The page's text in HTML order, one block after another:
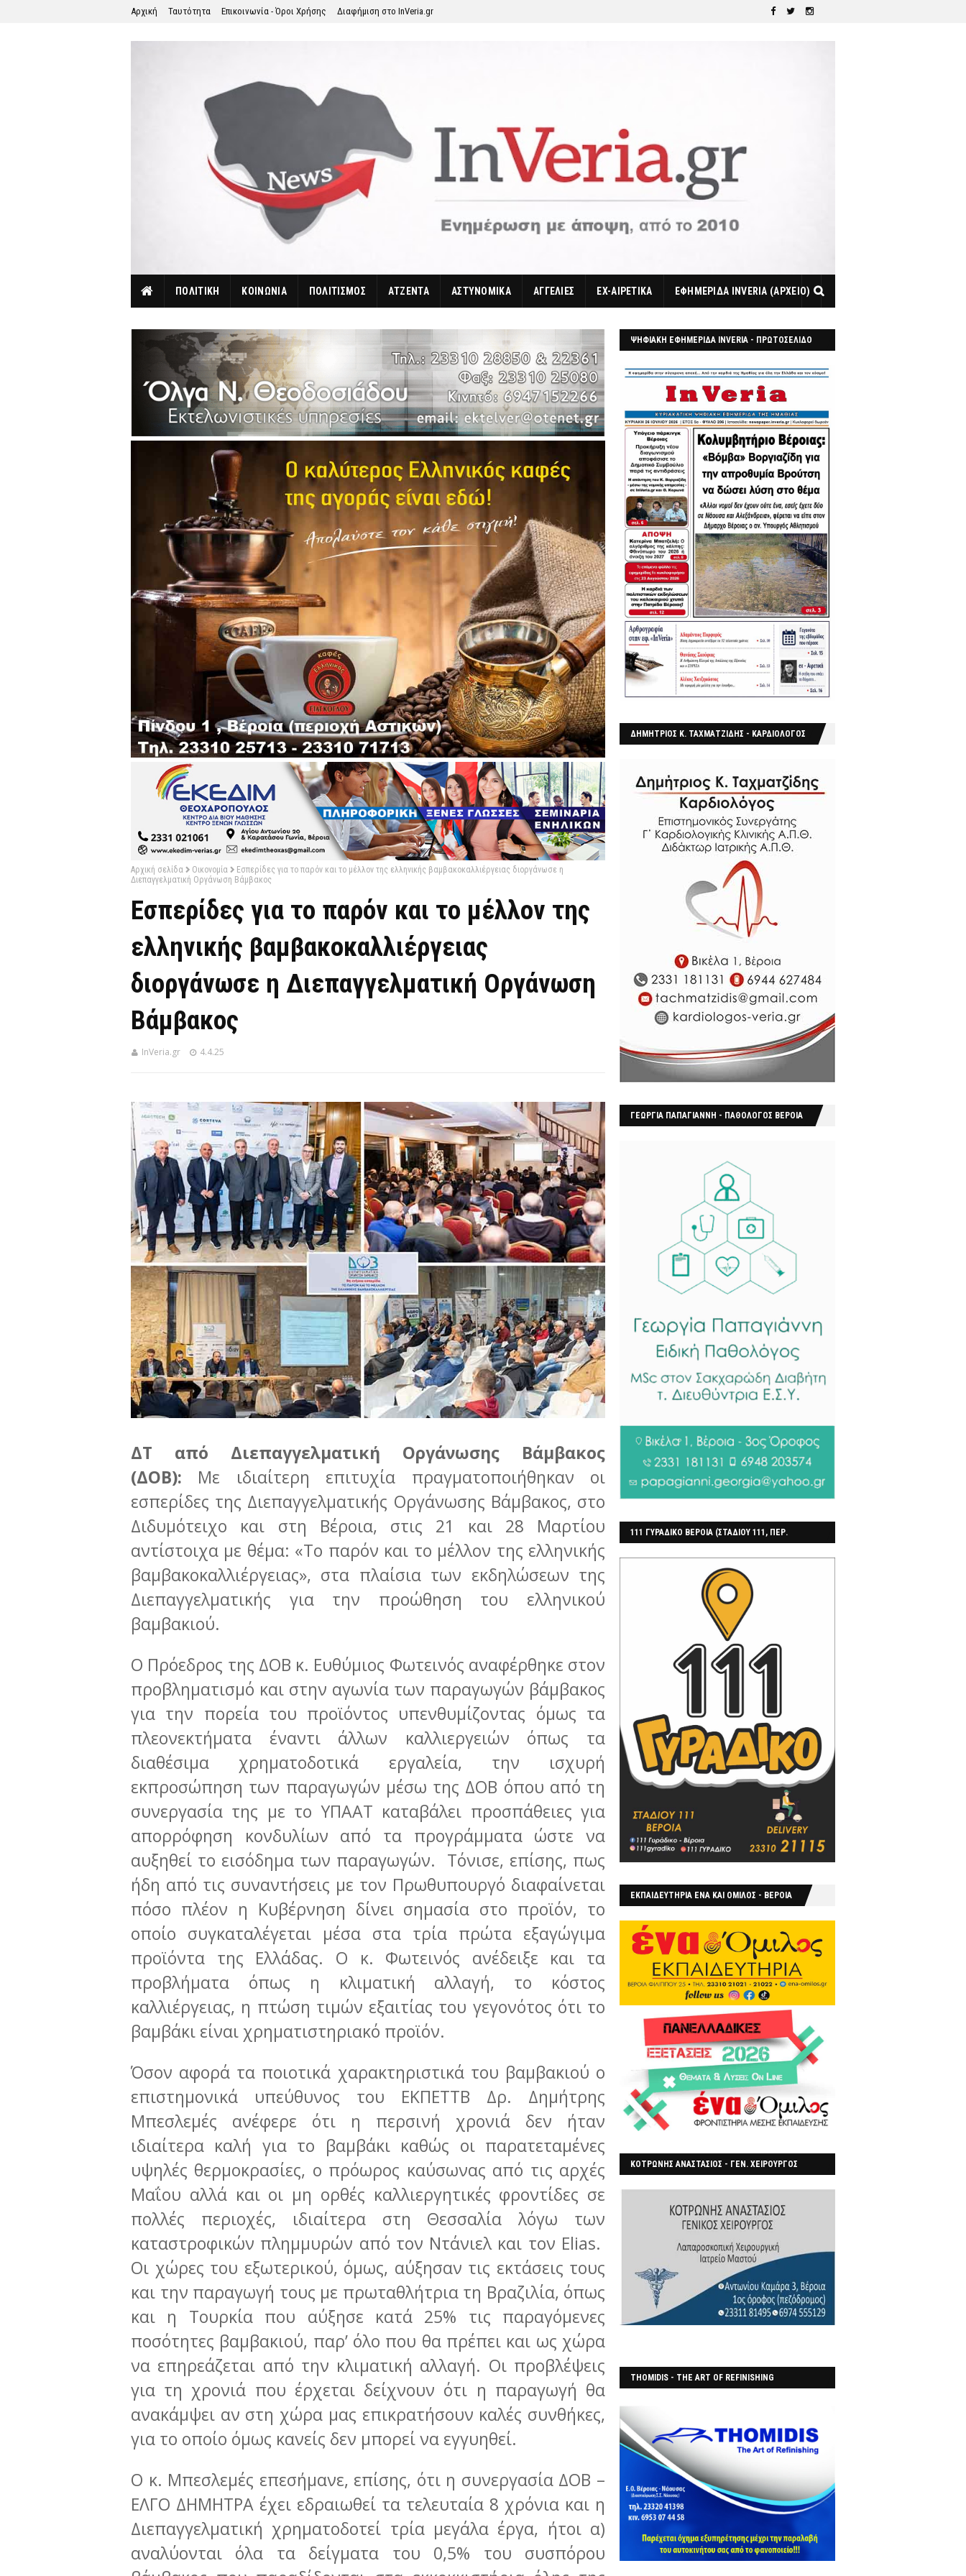
Αρχική Ταυτότητα Επικοινωνία - Όροι Χρήσης Διαφήμιση στο InVeria.gr
ΠΟΛΙΤΙΚΗ ΚΟΙΝΩΝΙΑ ΠΟΛΙΤΙΣΜΟΣ ΑΤΖΕΝΤΑ ΑΣΤΥΝΟΜΙΚΑ ΑΓΓΕΛΙΕΣ EX-ΑΙΡΕΤΙΚΑ ΕΦΗΜΕΡΙΔΑ INVERIA (ΑΡΧΕΙΟ)
Αρχική σελίδα Οικονομία
Eσπερίδες για το παρόν και το μέλλον της ελληνικής βαμβακοκαλλιέργειας διοργάνωσε η
Διεπαγγελματική Οργάνωση Βάμβακος
Eσπερίδες για το παρόν και το μέλλον της
ελληνικής βαμβακοκαλλιέργειας
διοργάνωσε η Διεπαγγελματική Οργάνωση
Βάμβακος
InVeria.gr 4.4.25
ΔΤ από Διεπαγγελματική Οργάνωσης Βάμβακος
(ΔΟΒ): Με ιδιαίτερη επιτυχία πραγματοποιήθηκαν οι
εσπερίδες της Διεπαγγελματικής Οργάνωσης Βάμβακος, στο
Διδυμότειχο και στη Βέροια, στις 21 και 28 Μαρτίου
αντίστοιχα με θέμα: «Το παρόν και το μέλλον της ελληνικής
βαμβακοκαλλιέργειας», στα πλαίσια των εκδηλώσεων της
Διεπαγγελματικής για την προώθηση του ελληνικού
βαμβακιού.
Ο Πρόεδρος της ΔΟΒ κ. Ευθύμιος Φωτεινός αναφέρθηκε στον
προβληματισμό και στην αγωνία των παραγωγών βάμβακος
για την πορεία του προϊόντος υπενθυμίζοντας όμως τα
πλεονεκτήματα έναντι άλλων καλλιεργειών όπως τα
διαθέσιμα χρηματοδοτικά εργαλεία, την ισχυρή
εκπροσώπηση των παραγωγών μέσω της ΔΟΒ όπου από τη
συνεργασία της με το ΥΠΑΑΤ καταβάλει προσπάθειες για
απορρόφηση κονδυλίων από τα προγράμματα ώστε να
αυξηθεί το εισόδημα των παραγωγών. Τόνισε, επίσης, πως
ήδη από τις συναντήσεις με τον Πρωθυπουργό διαφαίνεται
πόσο πλέον η Κυβέρνηση δίνει σημασία στο προϊόν, το
οποίο συγκαταλέγεται μέσα στα τρία πρώτα εξαγώγιμα
προϊόντα της Ελλάδας. Ο κ. Φωτεινός ανέδειξε και τα
προβλήματα όπως η κλιματική αλλαγή, το κόστος
καλλιέργειας, η πτώση τιμών εξαιτίας του γεγονότος ότι το
βαμβάκι είναι χρηματιστηριακό προϊόν.
Όσον αφορά τα ποιοτικά χαρακτηριστικά του βαμβακιού ο
επιστημονικά υπεύθυνος του ΕΚΠΕΤΤΒ Δρ. Δημήτρης
Μπεσλεμές ανέφερε ότι η περσινή χρονιά δεν ήταν
ιδιαίτερα καλή για το βαμβάκι καθώς οι παρατεταμένες
υψηλές θερμοκρασίες, ο πρόωρος καύσωνας από τις αρχές
Μαΐου αλλά και οι μη ορθές καλλιεργητικές φροντίδες σε
πολλές περιοχές, ιδιαίτερα στη Θεσσαλία λόγω των
καταστροφικών πλημμυρών από τον Ντάνιελ και τον Elias.
Οι χώρες του εξωτερικού, όμως, αύξησαν τις εκτάσεις τους
και την παραγωγή τους με πρωταθλήτρια τη Βραζιλία, όπως
και η Τουρκία που αύξησε κατά 25% τις παραγόμενες
ποσότητες βαμβακιού, παρ’ όλο που θα πρέπει και ως χώρα
να επηρεάζεται από την κλιματική αλλαγή. Οι προβλέψεις
για τη χρονιά που έρχεται δείχνουν ότι η παραγωγή θα
ανακάμψει αν στη χώρα μας επικρατήσουν καλές συνθήκες,
για το οποίο όμως κανείς δεν μπορεί να εγγυηθεί.
Ο κ. Μπεσλεμές επεσήμανε, επίσης, ότι η συνεργασία ΔΟΒ –
ΕΛΓΟ ΔΗΜΗΤΡΑ έχει εδραιωθεί τα τελευταία 8 χρόνια και η
Διεπαγγελματική χρηματοδοτεί τρία μεγάλα έργα, ήτοι α)
αναλύονται όλα τα δείγματα του 0,5% του συσπόρου
ΨΗΦΙΑΚΗ ΕΦΗΜΕΡΙΔΑ INVERIA - ΠΡΩΤΟΣΕΛΙΔΟ
ΔΗΜΗΤΡΙΟΣ Κ. ΤΑΧΜΑΤΖΙΔΗΣ - ΚΑΡΔΙΟΛΟΓΟΣ
ΓΕΩΡΓΙΑ ΠΑΠΑΓΙΑΝΝΗ - ΠΑΘΟΛΟΓΟΣ ΒΕΡΟΙΑ
111 ΓΥΡΑΔΙΚΟ ΒΕΡΟΙΑ (ΣΤΑΔΙΟΥ 111, ΠΕΡ.
ΕΚΠΑΙΔΕΥΤΗΡΙΑ ΕΝΑ ΚΑΙ ΟΜΙΛΟΣ - ΒΕΡΟΙΑ
ΚΟΤΡΩΝΗΣ ΑΝΑΣΤΑΣΙΟΣ - ΓΕΝ. ΧΕΙΡΟΥΡΓΟΣ
THOMIDIS - THE ART OF REFINISHING